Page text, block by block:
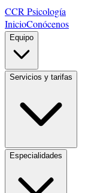
CCR Psicología
InicioConócenos
Equipo
Servicios y tarifas
Especialidades